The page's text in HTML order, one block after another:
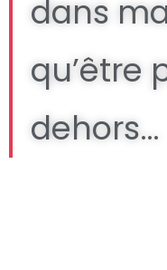
dans
qu’être
dehors…